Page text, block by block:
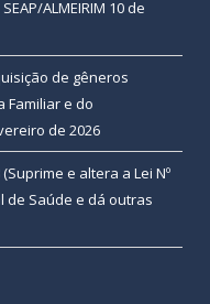
ALMEIRIM 10 de
de gêneros
Familiar e do
de 2026
(Suprime e altera a Lei Nº
de Saúde e dá outras